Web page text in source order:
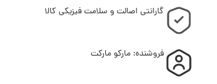
گارانتی اصالت و سلامت فیزیکی کالا
فروشنده: مارکو مارکت